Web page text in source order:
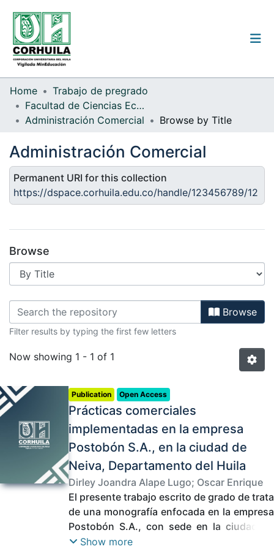
Institutional guidelines
Communities & Collections
Log
In
Home
Trabajo de pregrado
Facultad de Ciencias Económicas y Administrativas
Administración Comercial
Browse by Title
Administración Comercial
Permanent URI for this collection
https://dspace.corhuila.edu.co/handle/123456789/12
Browse
Browsing Administración Browse
Filter results by typing the first few letters
Now showing 1 - 1 of 1
Publication Open Access
Prácticas comerciales
implementadas en la empresa
Postobón S.A., en la ciudad de
Neiva, Departamento del Huila
Dirley Joandra Alape Lugo; Oscar Enrique
Rangel Esquivel;Díaz Pascuas, Juan Carlos
(2026-07-16)
El presente trabajo escrito de grado de trata
de una monografía enfocada en la empresa
Postobón S.A., con sede en la ciudad de
Neiva. En el informe se describen las
Show more